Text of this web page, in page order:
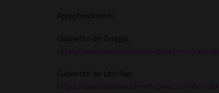
Approfondimenti:
Gabinetto dei Disegni:
https://www.wunderkammer-roma.com/
Gabinetto dei Libri Rari:
https://www.wunderkammer-roma.com/libri-rari/